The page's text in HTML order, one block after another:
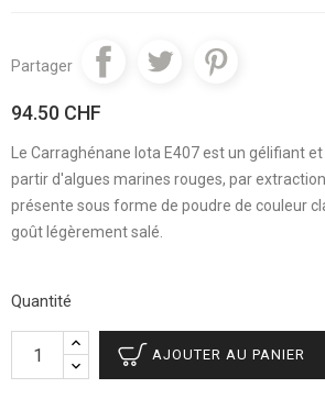
Partager
94.50 CHF
Le Carraghénane Iota E407 est un gélifiant
partir d'algues marines rouges, par
présente sous forme de poudre de couleur
goût légèrement salé.
Quantité
AJOUTER AU PANIER